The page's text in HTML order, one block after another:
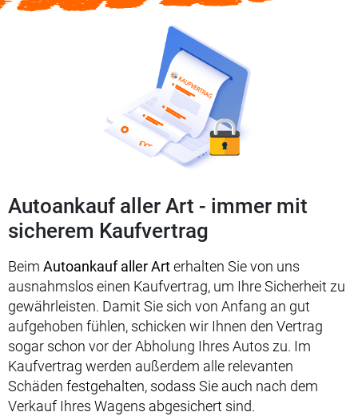
Autoankauf aller Art - immer mit
sicherem Kaufvertrag
Beim Autoankauf aller Arterhalten Sie von uns
ausnahmslos einen Kaufvertrag, um Ihre Sicherheit zu
gewährleisten. Damit Sie sich von Anfang an gut
aufgehoben fühlen, schicken wir Ihnen den Vertrag
sogar schon vor der Abholung Ihres Autos zu. Im
Kaufvertrag werden außerdem alle relevanten
Schäden festgehalten, sodass Sie auch nach dem
Verkauf Ihres Wagens abgesichert sind.